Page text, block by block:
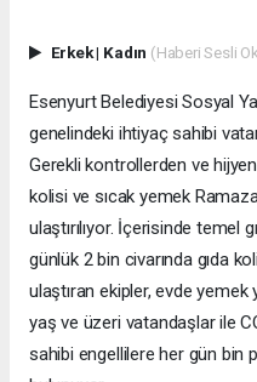
Erkek| Kadın (Haberi Sesli
Esenyurt Belediyesi Sosyal
genelindeki ihtiyaç sahibi
Gerekli kontrollerden ve
kolisi ve sıcak yemek
ulaştırılıyor. İçerisinde temel
günlük 2 bin civarında gıda
ulaştıran ekipler, evde
yaş ve üzeri vatandaşlar ile
sahibi engellilere her gün bin